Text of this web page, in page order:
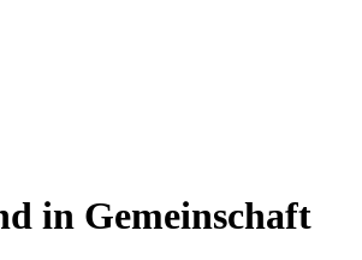
in Gemeinschaft